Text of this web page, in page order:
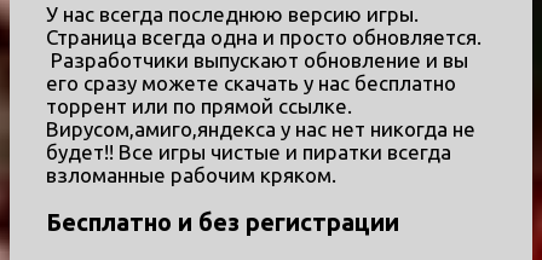
У нас всегда последнюю версию игры.
Страница всегда одна и просто обновляется.
Разработчики выпускают обновление и вы
его сразу можете скачать у нас бесплатно
торрент или по прямой ссылке.
Вирусом,амиго,яндекса у нас нет никогда не
будет!! Все игры чистые и пиратки всегда
взломанные рабочим кряком.
Бесплатно и без регистрации